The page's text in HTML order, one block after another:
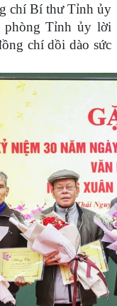
chí Bí thư Tỉnh ủy
phòng Tỉnh ủy lời
chí dồi dào sức